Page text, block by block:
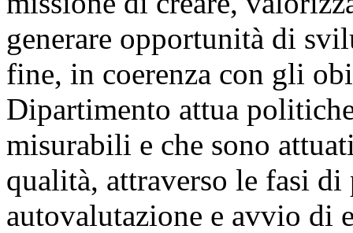
generare opportunità di
fine, in coerenza con gli
Dipartimento attua
misurabili e che sono
qualità, attraverso le fasi
autovalutazione e avvio di